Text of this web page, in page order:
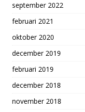
september 2022
februari 2021
oktober 2020
december 2019
februari 2019
december 2018
november 2018